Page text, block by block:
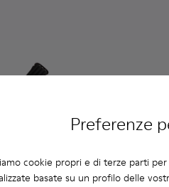
Preferenze
cookie propri e di terze parti
basate su un profilo delle